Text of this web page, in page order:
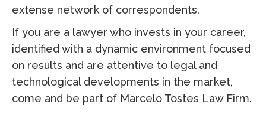
extense network of correspondents.
If you are a lawyer who invests in your career,
identified with a dynamic environment focused
on results and are attentive to legal and
technological developments in the market,
come and be part of Marcelo Tostes Law Firm.